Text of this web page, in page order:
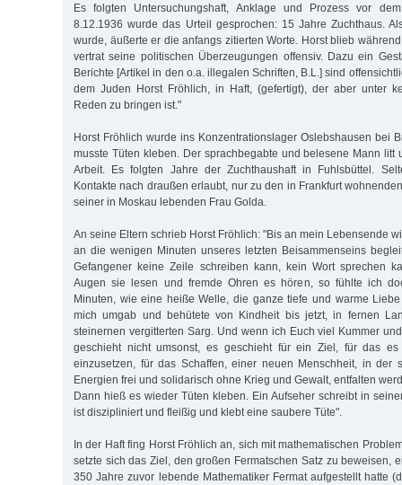
Es folgten Untersuchungshaft, Anklage und Prozess vor
8.12.1936 wurde das Urteil gesprochen: 15 Jahre Zuchthaus.
wurde, äußerte er die anfangs zitierten Worte. Horst blieb
vertrat seine politischen Überzeugungen offensiv. Dazu ein
Berichte [Artikel in den o.a. illegalen Schriften, B.L.] sind
dem Juden Horst Fröhlich, in Haft, (gefertigt), der aber unter
Reden zu bringen ist."
Horst Fröhlich wurde ins Konzentrationslager Oslebshausen bei
musste Tüten kleben. Der sprachbegabte und belesene Mann litt
Arbeit. Es folgten Jahre der Zuchthaushaft in Fuhlsbüttel.
Kontakte nach draußen erlaubt, nur zu den in Frankfurt
seiner in Moskau lebenden Frau Golda.
An seine Eltern schrieb Horst Fröhlich: "Bis an mein Lebensende
an die wenigen Minuten unseres letzten Beisammenseins
Gefangener keine Zeile schreiben kann, kein Wort sprechen
Augen sie lesen und fremde Ohren es hören, so fühlte ich
Minuten, wie eine heiße Welle, die ganze tiefe und warme
mich umgab und behütete von Kindheit bis jetzt, in fernen
steinernen vergitterten Sarg. Und wenn ich Euch viel Kummer
geschieht nicht umsonst, es geschieht für ein Ziel, für das
einzusetzen, für das Schaffen, einer neuen Menschheit, in der
Energien frei und solidarisch ohne Krieg und Gewalt, entfalten
Dann hieß es wieder Tüten kleben. Ein Aufseher schreibt in
ist diszipliniert und fleißig und klebt eine saubere Tüte".
In der Haft fing Horst Fröhlich an, sich mit mathematischen
setzte sich das Ziel, den großen Fermatschen Satz zu beweisen,
350 Jahre zuvor lebende Mathematiker Fermat aufgestellt hatte